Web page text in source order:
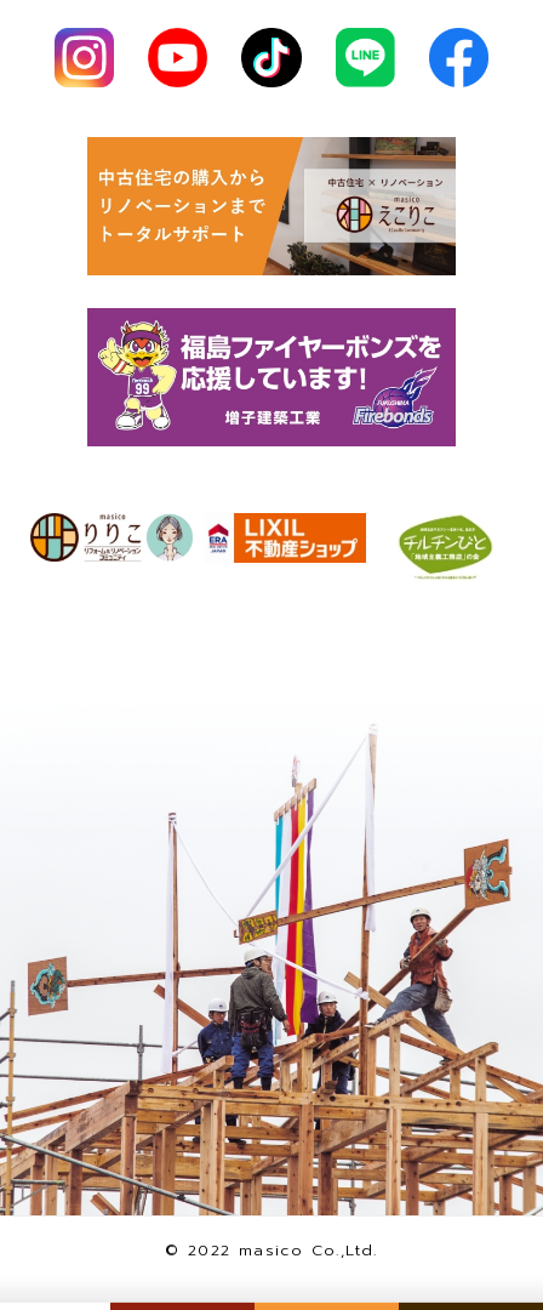
個人情報の開示・訂正・停止・削除
当社は、お客様から当社の管理する個
本人の意思を尊重し、法令の趣旨に則
り、適切に対応させていただきます。
継続的改善
株式会社増子建築工業は、この基本方
て継続的な改善を行います。
© 2022 masico Co.,Ltd.